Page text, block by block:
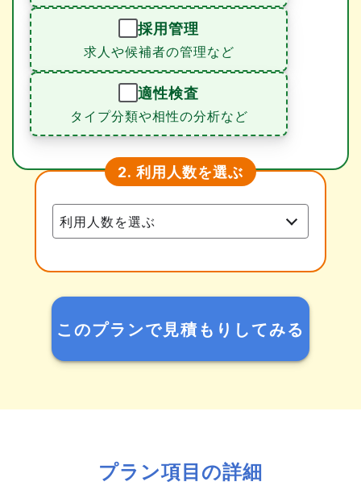
採用管理
求人や候補者の管理など
適性検査
タイプ分類や相性の分析など
2. 利用人数を選ぶ
このプランで見積もりしてみる
プラン項目の詳細